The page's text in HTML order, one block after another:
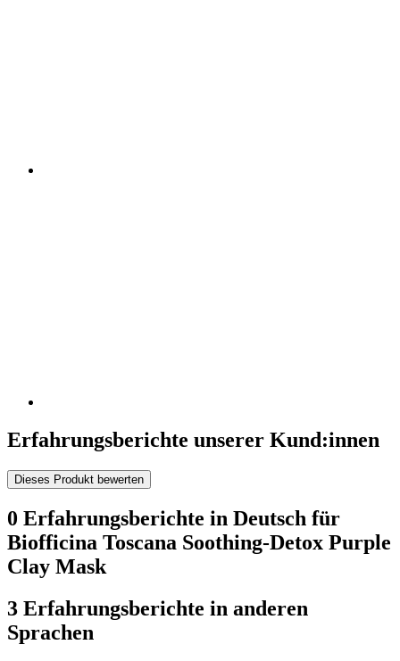
Erfahrungsberichte unserer Kund:innen
Dieses Produkt bewerten
0 Erfahrungsberichte in Deutsch für
Biofficina Toscana Soothing-Detox Purple
Clay Mask
3 Erfahrungsberichte in anderen
Sprachen